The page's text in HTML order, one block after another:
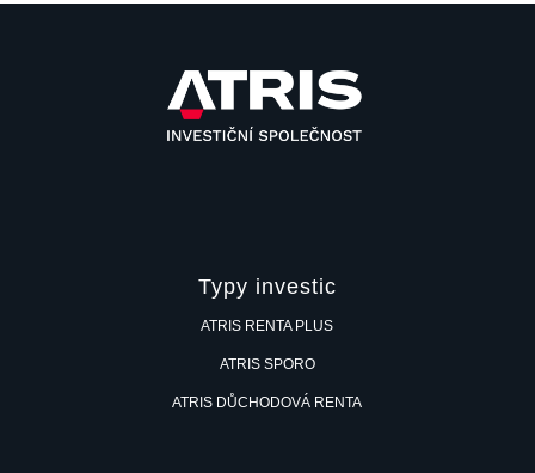
Typy investic
ATRIS RENTA PLUS
ATRIS SPORO
ATRIS DŮCHODOVÁ RENTA